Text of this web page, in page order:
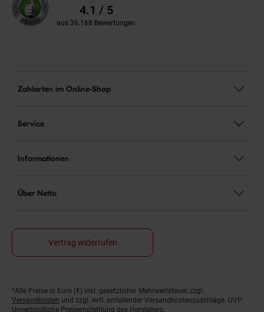
Bewertungen4.1 / 5
aus 36.168 Bewertungen
Zahlarten im Online-Shop
Service
Informationen
Über Netto
Vertrag widerrufen
Fußnoten
*Alle Preise in Euro (€) inkl. gesetzlicher Mehrwertsteuer, zzgl.
Versandkosten und zzgl. evtl. anfallender Versandkostenzuschläge. UVP:
Unverbindliche Preisempfehlung des Herstellers.